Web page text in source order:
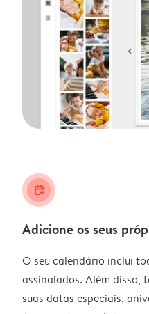
calendar_plus
Adicione os seus
O seu calendário inclui
assinalados. Além disso,
suas datas especiais,